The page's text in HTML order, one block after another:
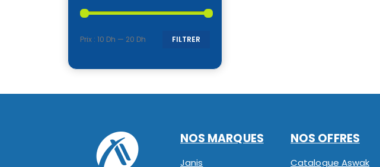
FILTRER
Prix : 10 Dh — 20 Dh
NOS MARQUES
Janis
NOS OFFRES
Catalogue Aswak